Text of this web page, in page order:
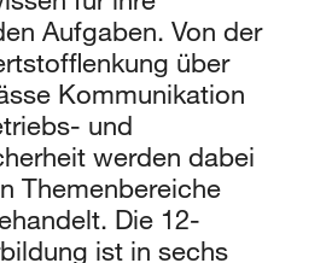
Aufgaben. Von der
über
Kommunikation
und
werden dabei
Themenbereiche
Die 12-
ist in sechs